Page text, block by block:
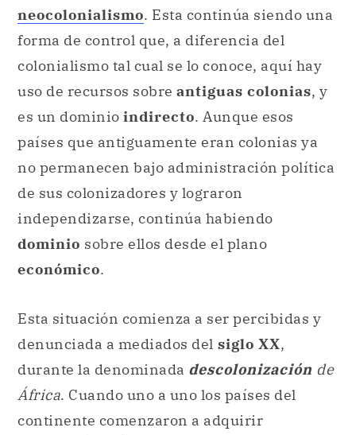
neocolonialismo. Esta continúa siendo una
forma de control que, a diferencia del
colonialismo tal cual se lo conoce, aquí hay
uso de recursos sobre antiguas colonias, y
es un dominio indirecto. Aunque esos
países que antiguamente eran colonias ya
no permanecen bajo administración política
de sus colonizadores y lograron
independizarse, continúa habiendo
dominio sobre ellos desde el plano
económico.
Esta situación comienza a ser percibidas y
denunciada a mediados del siglo XX,
durante la denominada descolonización de
África. Cuando uno a uno los países del
continente comenzaron a adquirir